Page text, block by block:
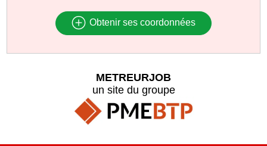
Obtenir ses coordonnées
METREURJOB
un site du groupe